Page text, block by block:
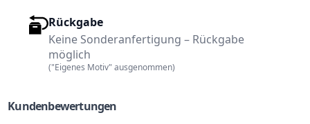
Rückgabe
Keine Sonderanfertigung – Rückgabe
möglich
("Eigenes Motiv" ausgenommen)
Kundenbewertungen